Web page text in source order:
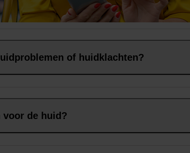
uw huid
of huidklachten?
voor de huid?